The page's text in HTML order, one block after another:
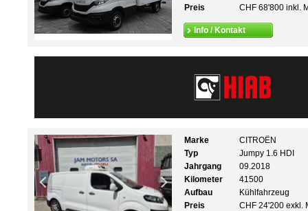
Preis
CHF 68'800 inkl.
Info / Kontakt
Marke
CITROËN
Typ
Jumpy 1.6 HDI
Jahrgang
09.2018
Kilometer
41500
Aufbau
Kühlfahrzeug
Preis
CHF 24'200 exkl.